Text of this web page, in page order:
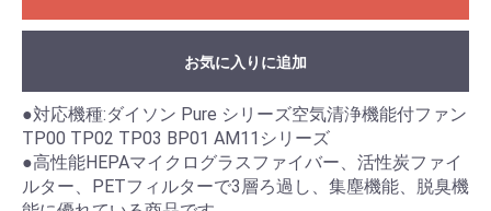
お気に入りに追加
●対応機種:ダイソン Pure シリーズ空気清浄機能付ファン
TP00 TP02 TP03 BP01 AM11シリーズ
●高性能HEPAマイクログラスファイバー、活性炭ファイ
ルター、PETフィルターで3層ろ過し、集塵機能、脱臭機